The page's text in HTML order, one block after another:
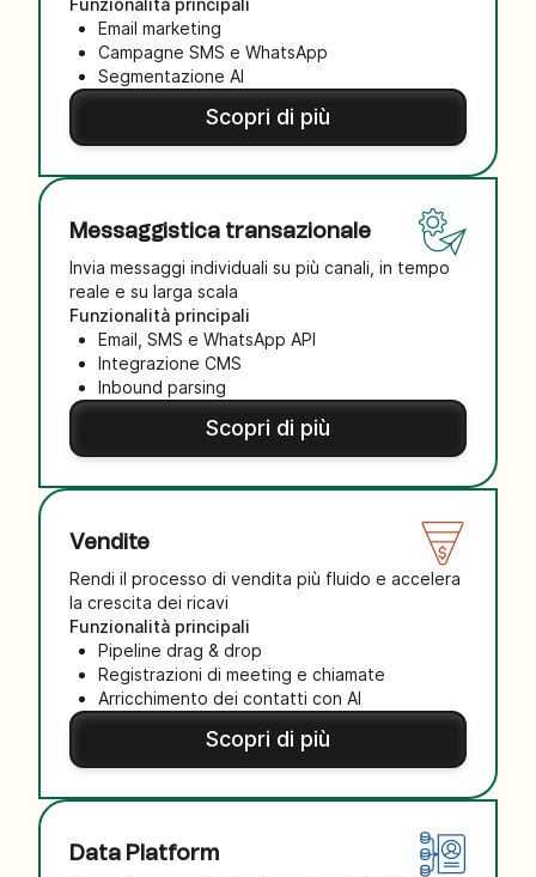
Funzionalità principali
Email marketing
Campagne SMS e WhatsApp
Segmentazione AI
Scopri di più
Messaggistica transazionale
Invia messaggi individuali su più canali, in tempo
reale e su larga scala
Funzionalità principali
Email, SMS e WhatsApp API
Integrazione CMS
Inbound parsing
Scopri di più
Vendite
Rendi il processo di vendita più fluido e accelera
la crescita dei ricavi
Funzionalità principali
Pipeline drag & drop
Registrazioni di meeting e chiamate
Arricchimento dei contatti con AI
Scopri di più
Data Platform